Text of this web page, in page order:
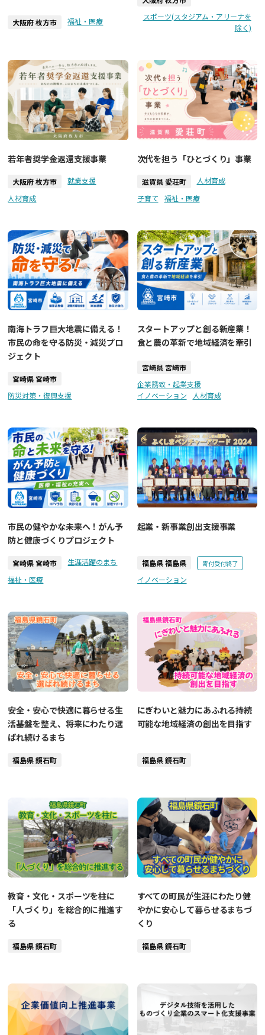
大阪府 枚方市 福祉・医療
スポーツ(スタジアム・アリーナを
除く)
若年者奨学金返還支援事業
大阪府 枚方市
就業支援
人材育成
次代を担う「ひとづくり」事業
滋賀県 愛荘町
人材育成
子育て
福祉・医療
南海トラフ巨大地震に備える！
市民の命を守る防災・減災プロ
ジェクト
宮崎県 宮崎市
防災対策・復興支援
スタートアップと創る新産業！
食と農の革新で地域経済を牽引
宮崎県 宮崎市
企業誘致・起業支援
イノベーション
人材育成
市民の健やかな未来へ！がん予
防と健康づくりプロジェクト
宮崎県 宮崎市
生涯活躍のまち
福祉・医療
起業・新事業創出支援事業
福島県 福島県 寄付受付終了
イノベーション
安全・安心で快適に暮らせる生
活基盤を整え、将来にわたり選
ばれ続けるまち
福島県 鏡石町
にぎわいと魅力にあふれる持続
可能な地域経済の創出を目指す
福島県 鏡石町
教育・文化・スポーツを柱に
「人づくり」を総合的に推進す
る
福島県 鏡石町
すべての町民が生涯にわたり健
やかに安心して暮らせるまちづ
くり
福島県 鏡石町